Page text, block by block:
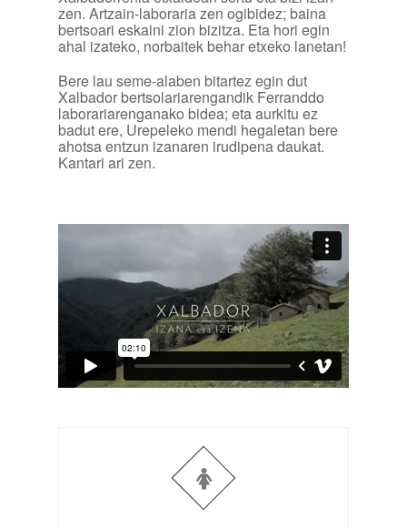
zen. Artzain-laboraria zen ogibidez; baina
bertsoari eskaini zion bizitza. Eta hori egin
ahal izateko, norbaitek behar etxeko lanetan!
Bere lau seme-alaben bitartez egin dut
Xalbador bertsolariarengandik Ferranddo
laborariarenganako bidea; eta aurkitu ez
badut ere, Urepeleko mendi hegaletan bere
ahotsa entzun izanaren irudipena daukat.
Kantari ari zen.